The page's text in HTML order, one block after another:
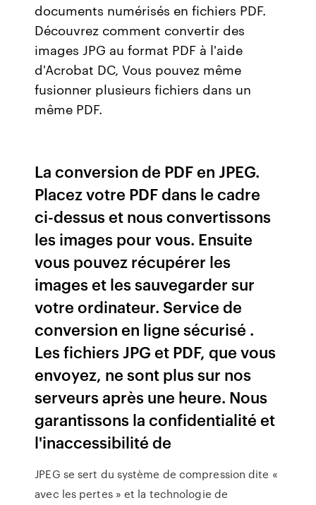
documents numérisés en fichiers PDF.
Découvrez comment convertir des
images JPG au format PDF à l'aide
d'Acrobat DC, Vous pouvez même
fusionner plusieurs fichiers dans un
même PDF.
La conversion de PDF en JPEG.
Placez votre PDF dans le cadre
ci-dessus et nous convertissons
les images pour vous. Ensuite
vous pouvez récupérer les
images et les sauvegarder sur
votre ordinateur. Service de
conversion en ligne sécurisé .
Les fichiers JPG et PDF, que vous
envoyez, ne sont plus sur nos
serveurs après une heure. Nous
garantissons la confidentialité et
l'inaccessibilité de
JPEG se sert du système de compression dite «
avec les pertes » et la technologie de